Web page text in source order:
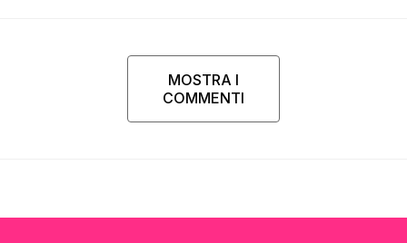
MOSTRA I
COMMENTI